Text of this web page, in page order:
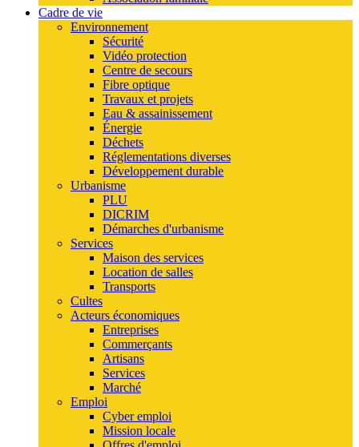
Cadre de vie
Environnement
Sécurité
Vidéo protection
Centre de secours
Fibre optique
Travaux et projets
Eau & assainissement
Énergie
Déchets
Réglementations diverses
Développement durable
Urbanisme
PLU
DICRIM
Démarches d'urbanisme
Services
Maison des services
Location de salles
Transports
Cultes
Acteurs économiques
Entreprises
Commerçants
Artisans
Services
Marché
Emploi
Cyber emploi
Mission locale